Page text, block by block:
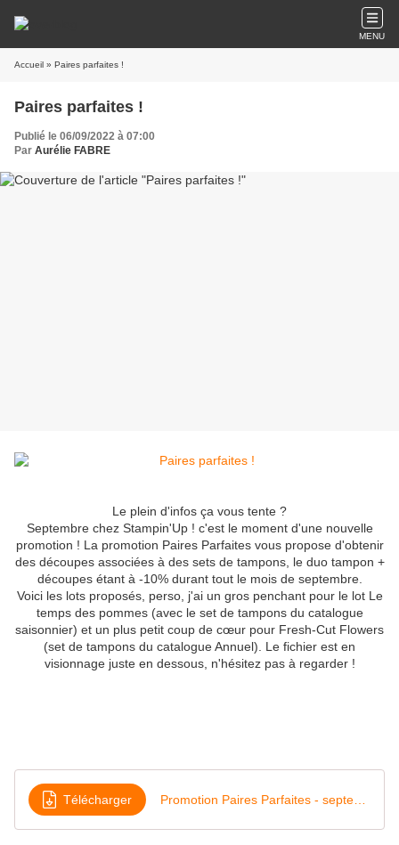
MENU
Accueil » Paires parfaites !
Paires parfaites !
Publié le 06/09/2022 à 07:00
Par Aurélie FABRE
Le plein d'infos ça vous tente ?
Septembre chez Stampin'Up ! c'est le moment d'une nouvelle
promotion ! La promotion Paires Parfaites vous propose d'obtenir
des découpes associées à des sets de tampons, le duo tampon +
découpes étant à -10% durant tout le mois de septembre.
Voici les lots proposés, perso, j'ai un gros penchant pour le lot Le
temps des pommes (avec le set de tampons du catalogue
saisonnier) et un plus petit coup de cœur pour Fresh-Cut Flowers
(set de tampons du catalogue Annuel). Le fichier est en
visionnage juste en dessous, n'hésitez pas à regarder !
Télécharger